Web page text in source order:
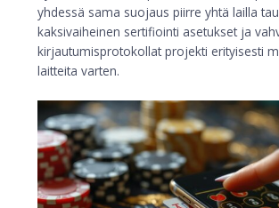
yhdessä sama suojaus piirre yhtä lailla
kaksivaiheinen sertifiointi asetukset ja
kirjautumisprotokollat projekti erityisesti
laitteita varten.